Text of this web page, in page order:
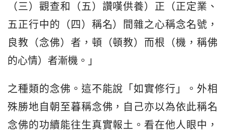
（三）觀查和（五）讚嘆供養）正（正定業、
五正行中的（四）稱名）間雜之心稱念名號，
良教（念佛）者，頓（頓教）而根（機，稱佛
的心情）者漸機。」
之種類的念佛。這不能說「如實修行」。外相
殊勝地自朝至暮稱念佛，自己亦以為依此稱名
念佛的功續能往生真實報土。看在他人眼中，